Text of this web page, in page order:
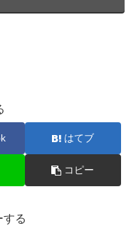
はてブ
コピー
する